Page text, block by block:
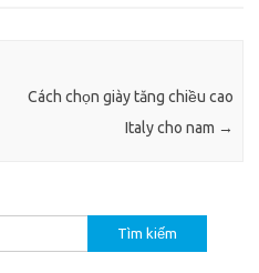
Cách chọn giày tăng chiều cao
Italy cho nam →